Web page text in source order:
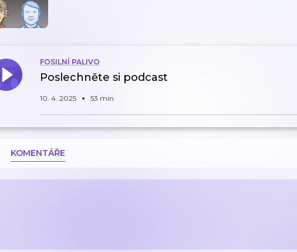
FOSILNÍ PALIVO
Poslechněte si podcast
10. 4. 2025 53 min
KOMENTÁŘE